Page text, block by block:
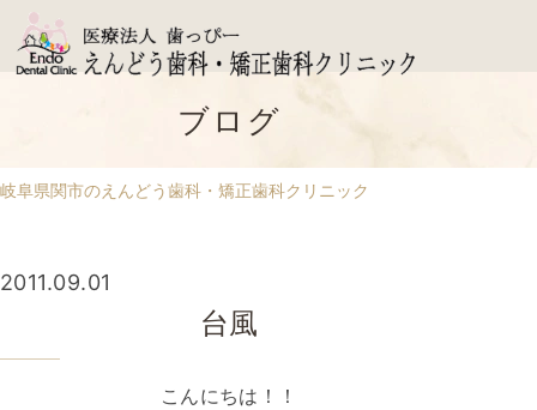
ブログ
岐阜県関市のえんどう歯科・矯正歯科クリニック
台風
2011.09.01
こんにちは！！